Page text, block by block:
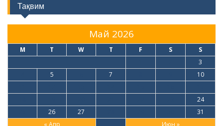
Тақвим
Май 2026
M T W T F S S
« Апр Июн »
3
5 7
10
24
26 27 31